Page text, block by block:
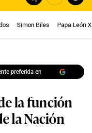
Simon Biles Papa León
preferida en
la función
la Nación